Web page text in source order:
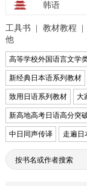
韩语
工具书 教材教程
他
高等学校外国语言文学
新经典日本语系列教材
致用日语系列教材 大
新高地高考日语高分突
中日同声传译 走遍日